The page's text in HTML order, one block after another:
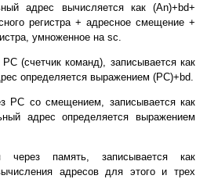
адрес вычисляется как (An)+bd+
регистра + адресное смещение +
умноженное на sc.
(счетчик команд), записывается как
определяется выражением (PC)+bd.
PC со смещением, записывается как
адрес определяется выражением
через память, записывается как
адресов для этого и трех